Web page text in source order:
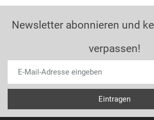
Newsletter abonnieren und
verpassen!